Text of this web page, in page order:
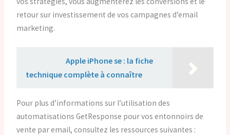
retour sur investissement de vos campagnes d’email
marketing.
Apple iPhone se : la fiche
technique complète à connaître
Pour plus d’informations sur l’utilisation des
automatisations GetResponse pour vos entonnoirs de
vente par email, consultez les ressources suivantes :